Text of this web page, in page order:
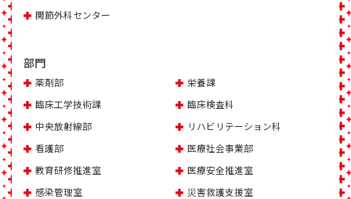
関節外科センター
部門
薬剤部
栄養課
臨床工学技術課
臨床検査科
中央放射線部
リハビリテーション科
看護部
医療社会事業部
教育研修推進室
医療安全推進室
感染管理室
災害救護支援室